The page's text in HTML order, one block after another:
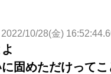
2022/10/28(金)
固めただけってこ